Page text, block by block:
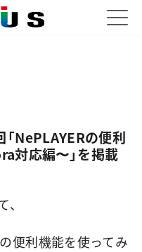
「NePLAYERの便利
対応編〜」を掲載
の便利機能を使ってみ